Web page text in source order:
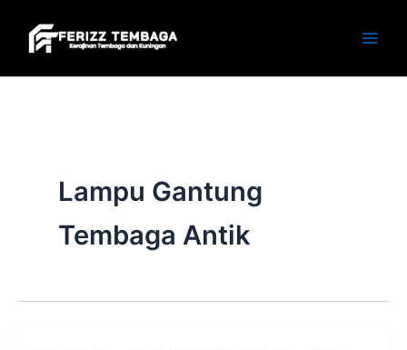
content
Lampu Gantung
Tembaga Antik